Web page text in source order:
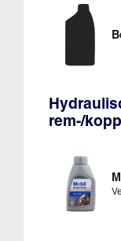
rem-/